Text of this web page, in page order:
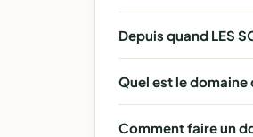
Depuis quand LES
Quel est le domaine
Comment faire un